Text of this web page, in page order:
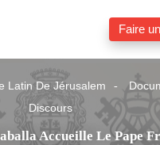
Faire
Latin De Jérusalem
Discours
Accueille Le Pape